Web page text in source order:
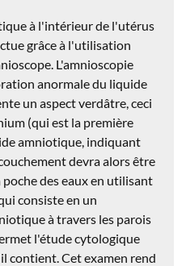
à l'intérieur de l'utérus
grâce à l'utilisation
L'amnioscopie
anormale du liquide
un aspect verdâtre, ceci
(qui est la première
amniotique, indiquant
devra alors être
des eaux en utilisant
consiste en un
à travers les parois
l'étude cytologique
contient. Cet examen rend